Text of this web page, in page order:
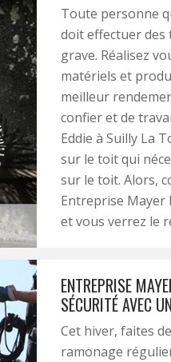
Toute personne
doit effectuer
grave. Réalisez
matériels et
meilleur
confier et de
Eddie à Suilly La
sur le toit qui
sur le toit. Alors,
Entreprise Mayer
et vous verrez le
ENTREPRISE
SÉCURITÉ AVEC
Cet hiver, faites
ramonage